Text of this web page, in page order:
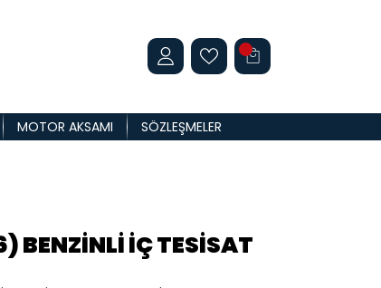
MOTOR AKSAMI SÖZLEŞMELER
BENZİNLİ İÇ TESİSAT